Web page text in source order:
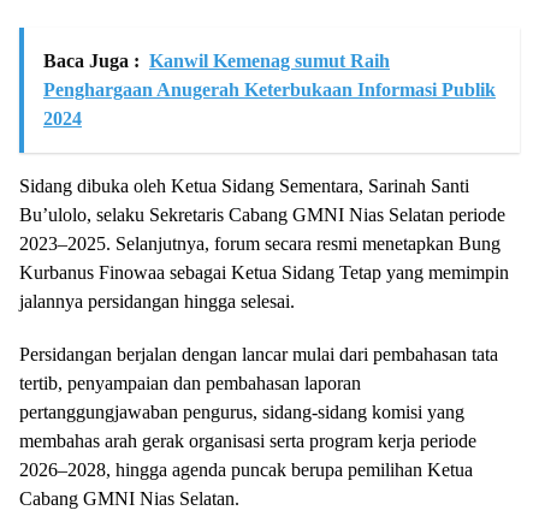
Baca Juga : Kanwil Kemenag sumut Raih
Penghargaan Anugerah Keterbukaan Informasi Publik
2024
Sidang dibuka oleh Ketua Sidang Sementara, Sarinah Santi
Bu’ulolo, selaku Sekretaris Cabang GMNI Nias Selatan periode
2023–2025. Selanjutnya, forum secara resmi menetapkan Bung
Kurbanus Finowaa sebagai Ketua Sidang Tetap yang memimpin
jalannya persidangan hingga selesai.
Persidangan berjalan dengan lancar mulai dari pembahasan tata
tertib, penyampaian dan pembahasan laporan
pertanggungjawaban pengurus, sidang-sidang komisi yang
membahas arah gerak organisasi serta program kerja periode
2026–2028, hingga agenda puncak berupa pemilihan Ketua
Cabang GMNI Nias Selatan.